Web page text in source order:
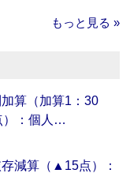
もっと見る »
算（加算1：30
）：個人…
減算（▲15点）：